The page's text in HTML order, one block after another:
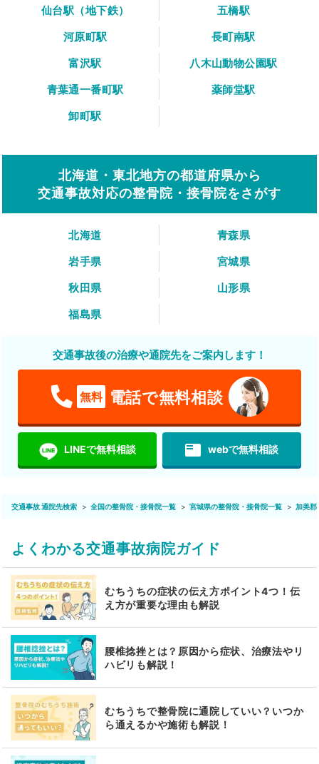
仙台駅（地下鉄）
五橋駅
河原町駅
長町南駅
富沢駅
八木山動物公園駅
青葉通一番町駅
薬師堂駅
卸町駅
北海道・東北地方の都道府県から
交通事故対応の整骨院・接骨院をさがす
北海道
青森県
岩手県
宮城県
秋田県
山形県
福島県
交通事故後の治療や通院先をご案内します！
無料 電話で無料相談
LINEで無料相談 featured_play_list webで無料相談
交通事故 通院先検索 全国の整骨院・接骨院一覧 宮城県の整骨院・接骨院一覧 加美郡
よくわかる交通事故病院ガイド
むちうちの症状の伝え方ポイント4つ！伝
え方が重要な理由も解説
腰椎捻挫とは？原因から症状、治療法やリ
ハビリも解説！
むちうちで整骨院に通院していい？いつか
ら通えるかや施術も解説！